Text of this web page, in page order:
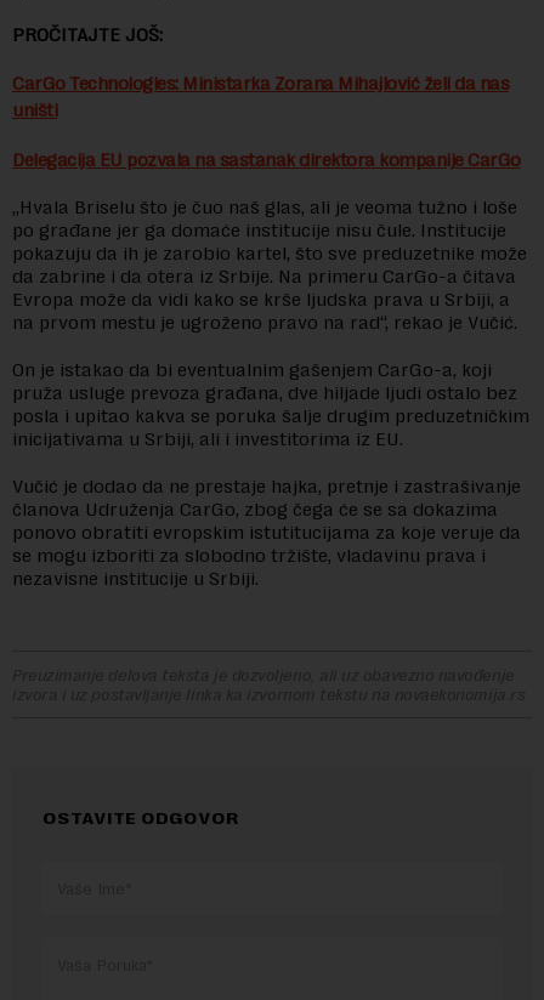
PROČITAJTE JOŠ:
CarGo Technologies: Ministarka Zorana Mihajlović želi da nas
uništi
Delegacija EU pozvala na sastanak direktora kompanije CarGo
„Hvala Briselu što je čuo naš glas, ali je veoma tužno i loše
po građane jer ga domaće institucije nisu čule. Institucije
pokazuju da ih je zarobio kartel, što sve preduzetnike može
da zabrine i da otera iz Srbije. Na primeru CarGo-a čitava
Evropa može da vidi kako se krše ljudska prava u Srbiji, a
na prvom mestu je ugroženo pravo na rad“, rekao je Vučić.
On je istakao da bi eventualnim gašenjem CarGo-a, koji
pruža usluge prevoza građana, dve hiljade ljudi ostalo bez
posla i upitao kakva se poruka šalje drugim preduzetničkim
inicijativama u Srbiji, ali i investitorima iz EU.
Vučić je dodao da ne prestaje hajka, pretnje i zastrašivanje
članova Udruženja CarGo, zbog čega će se sa dokazima
ponovo obratiti evropskim istutitucijama za koje veruje da
se mogu izboriti za slobodno tržište, vladavinu prava i
nezavisne institucije u Srbiji.
Preuzimanje delova teksta je dozvoljeno, ali uz obavezno navođenje
izvora i uz postavljanje linka ka izvornom tekstu na novaekonomija.rs
OSTAVITE ODGOVOR